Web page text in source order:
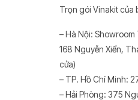
Trọn gói Vinakit của
– Hà Nội: Showroom
168 Nguyễn Xiển,
cửa)
– TP. Hồ Chí Minh:
– Hải Phòng: 375